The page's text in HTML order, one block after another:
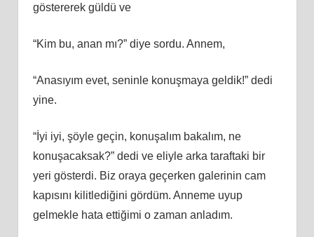
göstererek güldü ve
“Kim bu, anan mı?” diye sordu. Annem,
“Anasıyım evet, seninle konuşmaya geldik!” dedi
yine.
“İyi iyi, şöyle geçin, konuşalım bakalım, ne
konuşacaksak?” dedi ve eliyle arka taraftaki bir
yeri gösterdi. Biz oraya geçerken galerinin cam
kapısını kilitlediğini gördüm. Anneme uyup
gelmekle hata ettiğimi o zaman anladım.